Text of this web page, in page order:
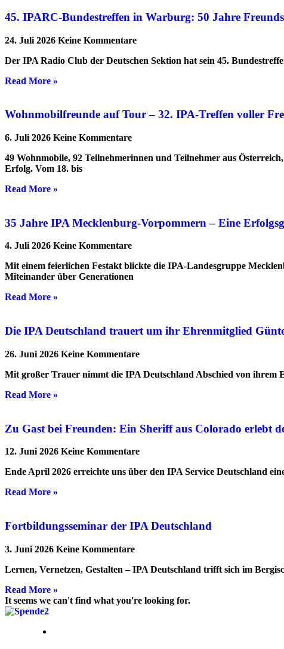
45. IPARC-Bundestreffen in Warburg: 50 Jahre
24. Juli 2026 Keine Kommentare
Der IPA Radio Club der Deutschen Sektion hat sein 45.
Read More »
Wohnmobilfreunde auf Tour – 32. IPA-Treffen voller
6. Juli 2026 Keine Kommentare
49 Wohnmobile, 92 Teilnehmerinnen und Teilnehmer aus
Erfolg. Vom 18. bis
Read More »
35 Jahre IPA Mecklenburg-Vorpommern – Eine
4. Juli 2026 Keine Kommentare
Mit einem feierlichen Festakt blickte die IPA-Landesgruppe
Miteinander über Generationen
Read More »
Die IPA Deutschland trauert um ihr Ehrenmitglied
26. Juni 2026 Keine Kommentare
Mit großer Trauer nimmt die IPA Deutschland Abschied von
Read More »
Zu Gast bei Freunden: Ein Sheriff aus Colorado erlebt
12. Juni 2026 Keine Kommentare
Ende April 2026 erreichte uns über den IPA Service Deutschland
Read More »
Fortbildungsseminar der IPA Deutschland
3. Juni 2026 Keine Kommentare
Lernen, Vernetzen, Gestalten – IPA Deutschland trifft sich im
Read More »
It seems we can't find what you're looking for.